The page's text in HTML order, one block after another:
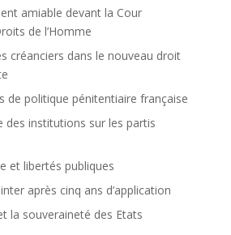
amiable devant la Cour
de l’Homme
créanciers dans le nouveau droit
de politique pénitentiaire française
des institutions sur les partis
et libertés publiques
après cinq ans d’application
la souveraineté des Etats